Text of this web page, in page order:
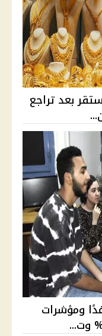
الذهب اليوم.. عيار 21 يستقر بعد تراجع
ومؤشرات